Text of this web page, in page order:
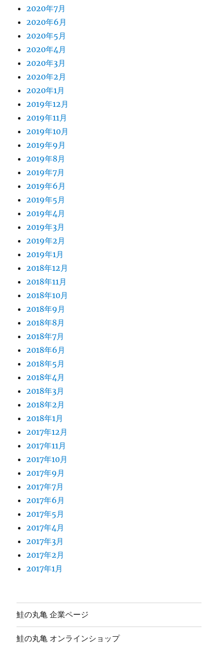
2020年7月
2020年6月
2020年5月
2020年4月
2020年3月
2020年2月
2020年1月
2019年12月
2019年11月
2019年10月
2019年9月
2019年8月
2019年7月
2019年6月
2019年5月
2019年4月
2019年3月
2019年2月
2019年1月
2018年12月
2018年11月
2018年10月
2018年9月
2018年8月
2018年7月
2018年6月
2018年5月
2018年4月
2018年3月
2018年2月
2018年1月
2017年12月
2017年11月
2017年10月
2017年9月
2017年7月
2017年6月
2017年5月
2017年4月
2017年3月
2017年2月
2017年1月
鮭の丸亀 企業ページ
鮭の丸亀 オンラインショップ